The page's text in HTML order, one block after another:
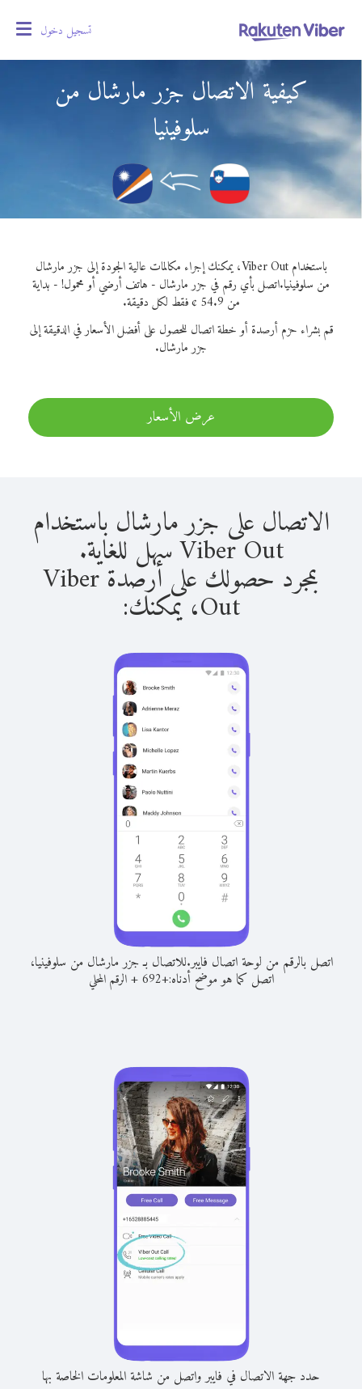
تسجيل دخول
كيفية الاتصال جزر مارشال من
سلوفينيا
باستخدام Viber Out، يمكنك إجراء مكالمات عالية الجودة إلى جزر مارشال
من سلوفينيا.اتصل بأي رقم في جزر مارشال - هاتف أرضي أو محمول! - بداية
من 54.9 ¢ فقط لكل دقيقة.
قم بشراء حزم أرصدة أو خطة اتصال للحصول على أفضل الأسعار في الدقيقة إلى
جزر مارشال.
عرض الأسعار
الاتصال على جزر مارشال باستخدام
Viber Out سهل للغاية.
بمجرد حصولك على أرصدة Viber
Out، يمكنك:
اتصل بالرقم من لوحة اتصال فايبر.للاتصال بـ جزر مارشال من سلوفينيا،
اتصل كما هو موضح أدناه:+
692
+الرقم المحلي
حدد جهة الاتصال في فايبر واتصل من شاشة المعلومات الخاصة بها